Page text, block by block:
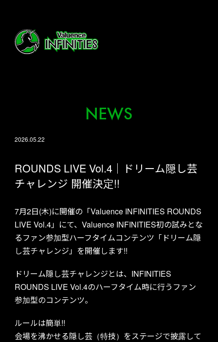
NEWS
2026.05.22
ROUNDS LIVE Vol.4｜ドリーム隠し芸
チャレンジ 開催決定!!
7月2日(木)に開催の「Valuence INFINITIES ROUNDS
LIVE Vol.4」にて、Valuence INFINITIES初の試みとな
るファン参加型ハーフタイムコンテンツ「ドリーム隠
し芸チャレンジ」を開催します!!
ドリーム隠し芸チャレンジとは、INFINITIES
ROUNDS LIVE Vol.4のハーフタイム時に行うファン
参加型のコンテンツ。
ルールは簡単!!
会場を沸かせる隠し芸（特技）をステージで披露して